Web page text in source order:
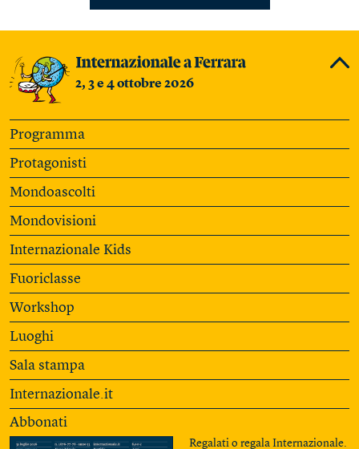
2, 3 e 4 ottobre 2026
Programma
Protagonisti
Mondoascolti
Mondovisioni
Internazionale Kids
Fuoriclasse
Workshop
Luoghi
Sala stampa
Internazionale.it
Abbonati
Regalati o regala Internazionale.